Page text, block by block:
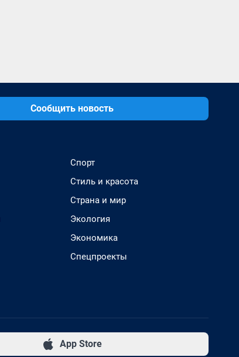
Сообщить новость
Спорт
Стиль и красота
Страна и мир
Экология
Экономика
Спецпроекты
App Store